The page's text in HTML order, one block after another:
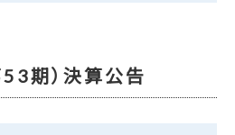
期）決算公告